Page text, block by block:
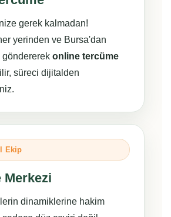
gerek kalmadan!
yerinden ve Bursa'dan
göndererekonline tercüme
süreci dijitalden
Ekip
Merkezi
dinamiklerine hakim